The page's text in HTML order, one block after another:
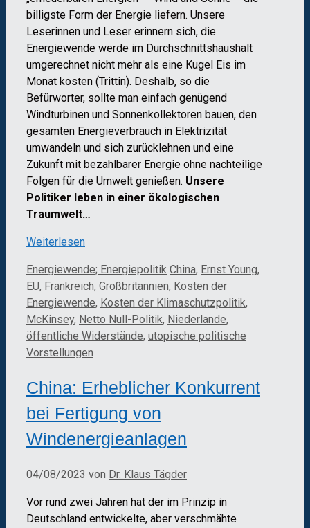
billigste Form der Energie liefern. Unsere
Leserinnen und Leser erinnern sich, die
Energiewende werde im Durchschnittshaushalt
umgerechnet nicht mehr als eine Kugel Eis im
Monat kosten (Trittin). Deshalb, so die
Befürworter, sollte man einfach genügend
Windturbinen und Sonnenkollektoren bauen, den
gesamten Energieverbrauch in Elektrizität
umwandeln und sich zurücklehnen und eine
Zukunft mit bezahlbarer Energie ohne nachteilige
Folgen für die Umwelt genießen. Unsere
Politiker leben in einer ökologischen
Traumwelt…
Weiterlesen
Kategorien
Energiewende; Energiepolitik Schlagwörter
China, Ernst Young,
EU, Frankreich, Großbritannien, Kosten der
Energiewende, Kosten der Klimaschutzpolitik,
McKinsey, Netto Null-Politik, Niederlande,
öffentliche Widerstände, utopische politische
Vorstellungen
China: Erheblicher Konkurrent
bei Fertigung von
Windenergieanlagen
04/08/2023 von Dr. Klaus Tägder
Vor rund zwei Jahren hat der im Prinzip in
Deutschland entwickelte, aber verschmähte